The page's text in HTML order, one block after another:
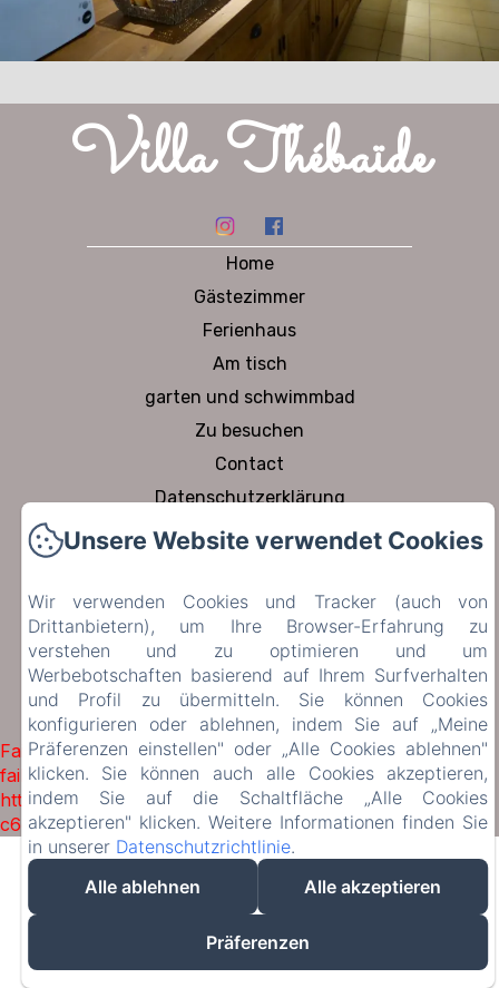
Villa Thébaïde
Home
Gästezimmer
Ferienhaus
Am tisch
garten und schwimmbad
Zu besuchen
Contact
Datenschutzerklärung
Rechtliche Informationen
Verkaufsbedingungen
EN FR DE
NL
Powered mit Amenitiz
Failed to load BookingEngine/index: Loading chunk 1322
failed. (missing:
https://d1cmur5l0xva3h.cloudfront.net/packs/1322-
c6e932f9d3d27b65-1bf7c4dc6a241241.js)
Unsere Website verwendet Cookies
Wir verwenden Cookies und Tracker (auch von
Drittanbietern), um Ihre Browser-Erfahrung zu
verstehen und zu optimieren und um
Werbebotschaften basierend auf Ihrem Surfverhalten
und Profil zu übermitteln. Sie können Cookies
konfigurieren oder ablehnen, indem Sie auf „Meine
Präferenzen einstellen" oder „Alle Cookies ablehnen"
klicken. Sie können auch alle Cookies akzeptieren,
indem Sie auf die Schaltfläche „Alle Cookies
akzeptieren" klicken. Weitere Informationen finden Sie
in unserer Datenschutzrichtlinie.
Alle ablehnen
Alle akzeptieren
Präferenzen